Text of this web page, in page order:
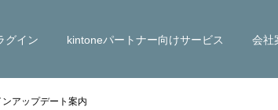
グイン kintoneパートナー向けサービス 会社
アップデート案内